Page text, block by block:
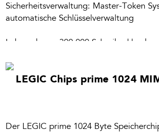
Sicherheitsverwaltung: Master-Token
automatische Schlüsselverwaltung
Lebensdauer: 300.000 Schreibzyklen
LEGIC Chips prime 1024
Der LEGIC prime 1024 Byte